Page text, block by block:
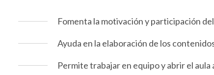
Fomenta la motivación y participación
Ayuda en la elaboración de los
Permite trabajar en equipo y abrir el aula